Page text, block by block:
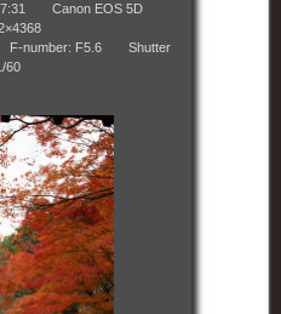
Canon EOS 5D
F5.6 Shutter
60